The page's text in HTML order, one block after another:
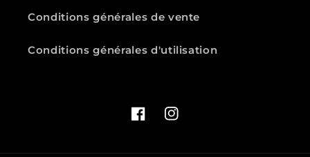
Conditions générales de vente
Conditions générales d'utilisation
FacebookInstagram